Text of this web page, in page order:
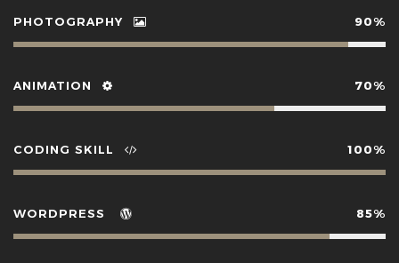
PHOTOGRAPHY 90%
ANIMATION 70%
CODING SKILL 100%
WORDPRESS 85%